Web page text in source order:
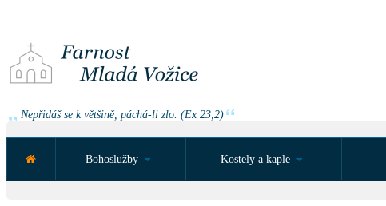
Nepřidáš se k většině, páchá-li zlo. (Ex 23,2)
Bohoslužby
Kostely a kaple